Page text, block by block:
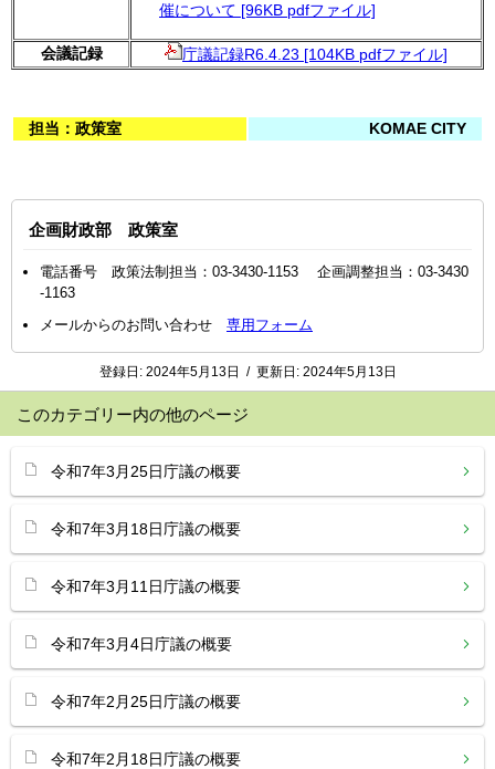
催について [96KB pdfファイル]
会議記録 庁議記録R6.4.23 [104KB pdfファイル]
担当：政策室 KOMAE CITY
企画財政部 政策室
電話番号 政策法制担当：03-3430-1153 企画調整担当：03-3430
-1163
メールからのお問い合わせ 専用フォーム
登録日: 2024年5月13日 / 更新日: 2024年5月13日
このカテゴリー内の他のページ
令和7年3月25日庁議の概要
令和7年3月18日庁議の概要
令和7年3月11日庁議の概要
令和7年3月4日庁議の概要
令和7年2月25日庁議の概要
令和7年2月18日庁議の概要